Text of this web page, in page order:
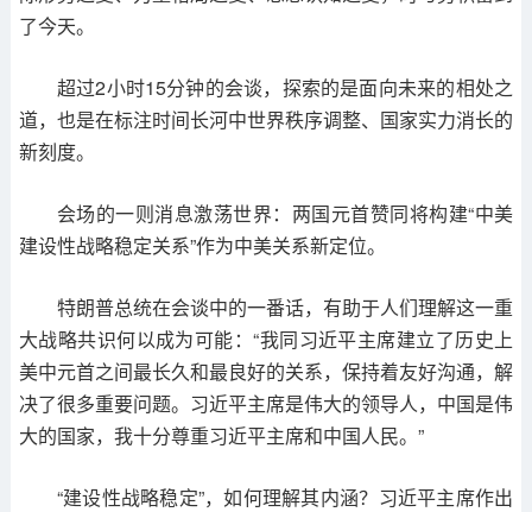
了今天。
超过2小时15分钟的会谈，探索的是面向未来的相处之
道，也是在标注时间长河中世界秩序调整、国家实力消长的
新刻度。
会场的一则消息激荡世界：两国元首赞同将构建“中美
建设性战略稳定关系”作为中美关系新定位。
特朗普总统在会谈中的一番话，有助于人们理解这一重
大战略共识何以成为可能：“我同习近平主席建立了历史上
美中元首之间最长久和最良好的关系，保持着友好沟通，解
决了很多重要问题。习近平主席是伟大的领导人，中国是伟
大的国家，我十分尊重习近平主席和中国人民。”
“建设性战略稳定”，如何理解其内涵？习近平主席作出